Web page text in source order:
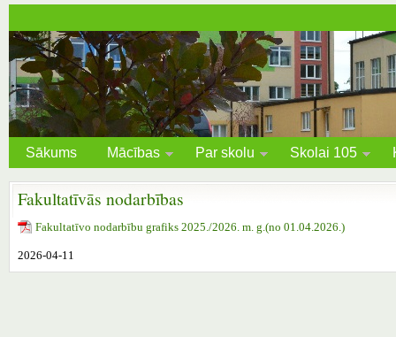
Sākums Mācības Par skolu Skolai 105
Fakultatīvās nodarbības
Fakultatīvo nodarbību grafiks 2025./2026. m. g.(no 01.04.2026.)
2026-04-11